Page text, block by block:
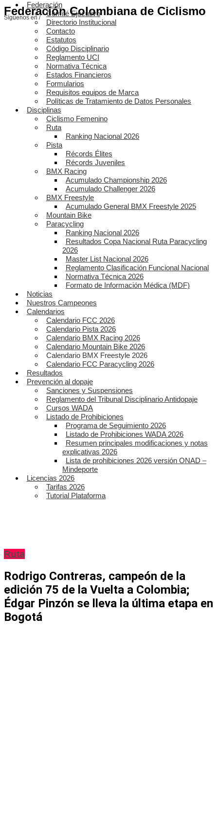
Federación Colombiana de Ciclismo
Síguenos en /
Federación
Comité Ejecutivo
Directorio Institucional
Contacto
Estatutos
Código Disciplinario
Reglamento UCI
Normativa Técnica
Estados Financieros
Formularios
Requisitos equipos de Marca
Políticas de Tratamiento de Datos Personales
Disciplinas
Ciclismo Femenino
Ruta
Ranking Nacional 2026
Pista
Récords Élites
Récords Juveniles
BMX Racing
Acumulado Championship 2026
Acumulado Challenger 2026
BMX Freestyle
Acumulado General BMX Freestyle 2025
Mountain Bike
Paracycling
Ranking Nacional 2026
Resultados Copa Nacional Ruta Paracycling
2026
Master List Nacional 2026
Reglamento Clasificación Funcional Nacional
Normativa Técnica 2026
Formato de Información Médica (MDF)
Noticias
Nuestros Campeones
Calendarios
Calendario FCC 2026
Calendario Pista 2026
Calendario BMX Racing 2026
Calendario Mountain Bike 2026
Calendario BMX Freestyle 2026
Calendario FCC Paracycling 2026
Resultados
Prevención al dopaje
Sanciones y Suspensiones
Reglamento del Tribunal Disciplinario Antidopaje
Cursos WADA
Listado de Prohibiciones
Programa de Seguimiento 2026
Listado de Prohibiciones WADA 2026
Resumen principales modificaciones y notas
explicativas 2026
Lista de prohibiciones 2026 versión ONAD –
Mindeporte
Licencias 2026
Tarifas 2026
Tutorial Plataforma
Ruta
Rodrigo Contreras, campeón de la
edición 75 de la Vuelta a Colombia;
Édgar Pinzón se lleva la última etapa en
Bogotá